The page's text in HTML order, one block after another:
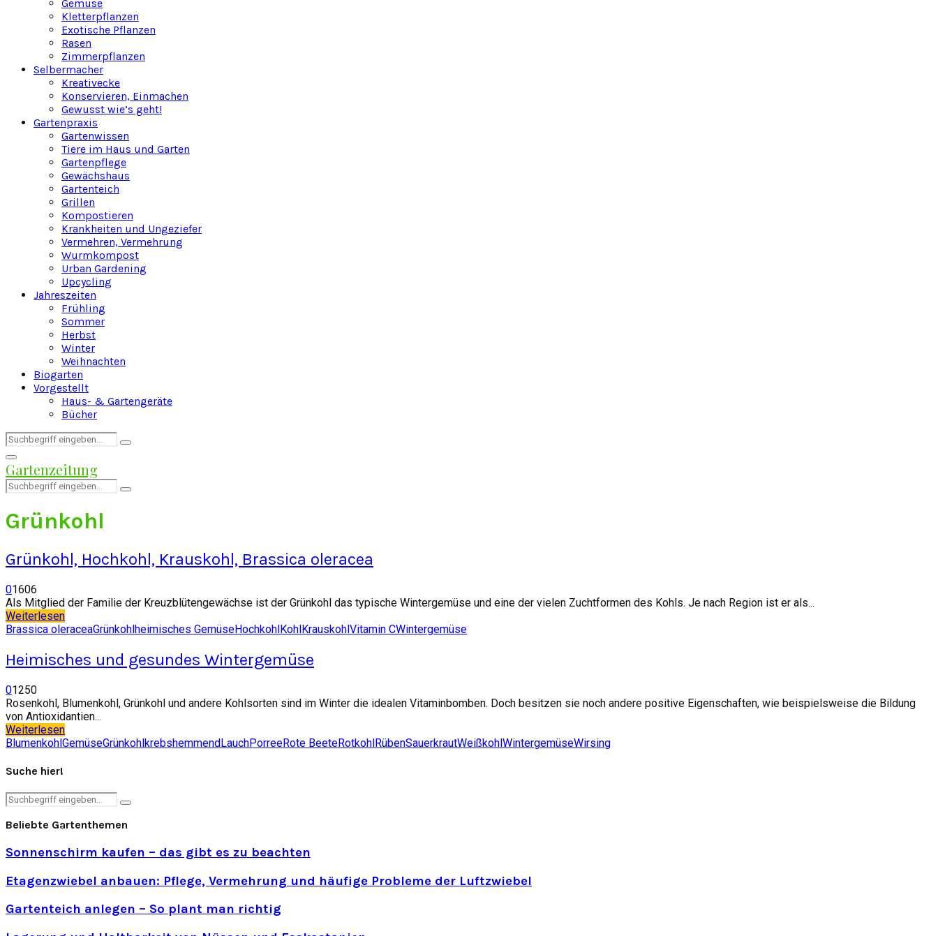
Gemüse
Kletterpflanzen
Exotische Pflanzen
Rasen
Zimmerpflanzen
Selbermacher
Kreativecke
Konservieren, Einmachen
Gewusst wie’s geht!
Gartenpraxis
Gartenwissen
Tiere im Haus und Garten
Gartenpflege
Gewächshaus
Gartenteich
Grillen
Kompostieren
Krankheiten und Ungeziefer
Vermehren, Vermehrung
Wurmkompost
Urban Gardening
Upcycling
Jahreszeiten
Frühling
Sommer
Herbst
Winter
Weihnachten
Biogarten
Vorgestellt
Haus- & Gartengeräte
Bücher
Search
for:
Search
Facebook
Twitter
Instagram
Pinterest
Youtube
Snapchat
Primary
Menu
Gartenzeitung
Search
for:
Search
Grünkohl
Grünkohl, Hochkohl, Krauskohl, Brassica oleracea
01606
Als Mitglied der Familie der Kreuzblütengewächse ist der Grünkohl das typische Wintergemüse und eine der vielen Zuchtformen des Kohls. Je nach Region ist er als...
Weiterlesen
Brassica oleraceaGrünkohlheimisches GemüseHochkohlKohlKrauskohlVitamin CWintergemüse
Heimisches und gesundes Wintergemüse
01250
Rosenkohl, Blumenkohl, Grünkohl und andere Kohlsorten sind im Winter die idealen Vitaminbomben. Doch besitzen sie noch andere positive Eigenschaften, wie beispielsweise die Bildung
von Antioxidantien...
Weiterlesen
BlumenkohlGemüseGrünkohlkrebshemmendLauchPorreeRote BeeteRotkohlRübenSauerkrautWeißkohlWintergemüseWirsing
Suche hier!
Search
for:
Search
Beliebte Gartenthemen
Sonnenschirm kaufen – das gibt es zu beachten
Etagenzwiebel anbauen: Pflege, Vermehrung und häufige Probleme der Luftzwiebel
Gartenteich anlegen – So plant man richtig